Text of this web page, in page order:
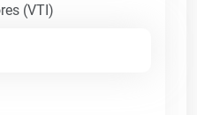
(VTI)